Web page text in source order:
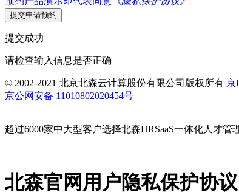
提交申请预约
提交成功
请检查输入信息是否正确
© 2002-2021 北京北森云计算股份有限公司版权所有 京
京公网安备 11010802020454号
超过6000家中大型客户选择北森HRSaaS一体化人才管
北森官网用户隐私保护协议